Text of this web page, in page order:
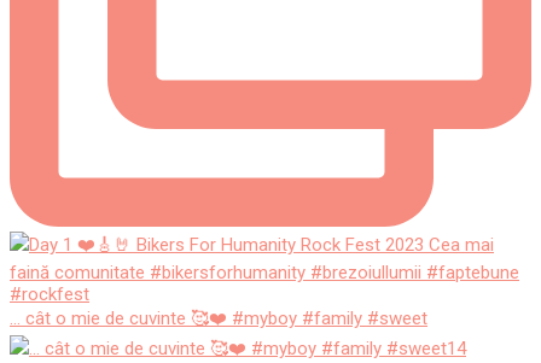
... cât o mie de cuvinte 🥰❤️ #myboy #family #sweet